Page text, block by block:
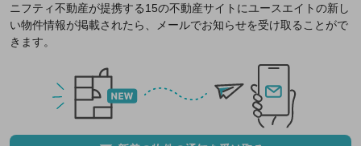
ニフティ不動産が提携する15の不動産サイトにユースエイトの新し
い物件情報が掲載されたら、メールでお知らせを受け取ることがで
きます。